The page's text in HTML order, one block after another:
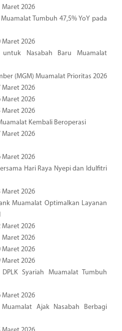
Maret 2026
Tumbuh 47,5% YoY pada
Maret 2026
Nasabah Baru Muamalat
(MGM) Muamalat Prioritas 2026
Maret 2026
Maret 2026
Maret 2026
Kembali Beroperasi
Maret 2026
Maret 2026
Hari Raya Nyepi dan Idulfitri
Maret 2026
Muamalat Optimalkan Layanan
Maret 2026
Maret 2026
Maret 2026
Maret 2026
Syariah Muamalat Tumbuh
Maret 2026
Ajak Nasabah Berbagi